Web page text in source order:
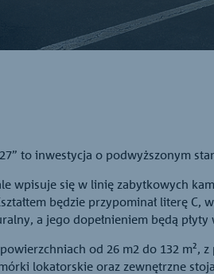
to inwestycja o podwyższonym
wpisuje się w linię zabytkowych
będzie przypominał literę
a jego dopełnieniem będą płyty
od 26 m2 do 132 m²,
lokatorskie oraz zewnętrzne